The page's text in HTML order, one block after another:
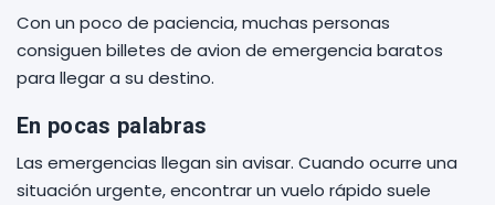
Con un poco de paciencia, muchas personas
consiguen billetes de avion de emergencia baratos
para llegar a su destino.
En pocas palabras
Las emergencias llegan sin avisar. Cuando ocurre una
situación urgente, encontrar un vuelo rápido suele